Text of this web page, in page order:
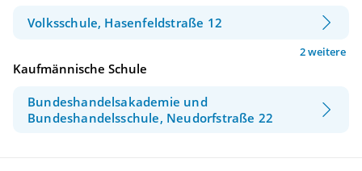
Volksschule, Hasenfeldstraße 12
2 weitere
Kaufmännische Schule
Bundeshandelsakademie und
Bundeshandelsschule, Neudorfstraße 22